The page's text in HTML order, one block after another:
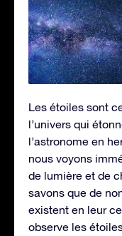
Les étoiles sont
l’univers qui
l’astronome en
nous voyons
de lumière et de
savons que de
existent en leur
observe les